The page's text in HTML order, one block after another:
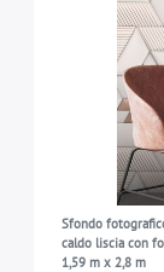
Sfondo
caldo liscia con
1,59 m x 2,8 m